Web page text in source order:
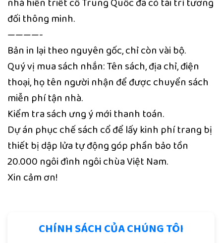
đối thông minh.
————-
Bản in lại theo nguyên gốc, chỉ còn vài bộ.
Quý vị mua sách nhắn: Tên sách, địa chỉ, điện
thoại, họ tên người nhận để được chuyển sách
miễn phí tận nhà.
Kiểm tra sách ưng ý mới thanh toán.
Dự án phục chế sách cổ để lấy kinh phí trang bị
thiết bị dập lửa tự động góp phần bảo tồn
20.000 ngôi đình ngôi chùa Việt Nam.
Xin cảm ơn!
CHÍNH SÁCH CỦA CHÚNG TÔI